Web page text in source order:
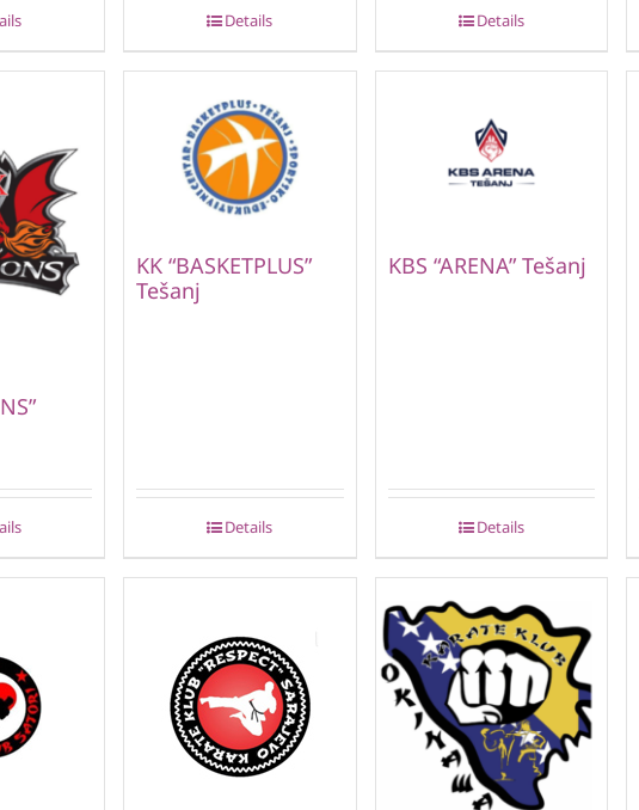
Details Details
KK “BASKETPLUS”
Tešanj
Details
KBS “ARENA” Tešanj
Details